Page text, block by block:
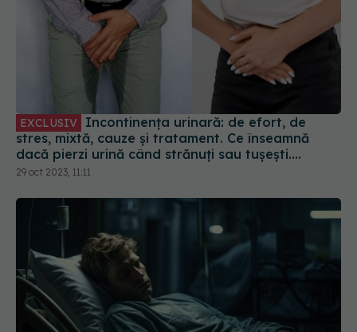
stres, mixtă, cauze și tratament. Ce înseamnă
dacă pierzi urină când strănuți sau tușești.
Pârlițeanu: E ca la paharul plin în care mai arunci
un bănuț
29 oct 2023, 11:11